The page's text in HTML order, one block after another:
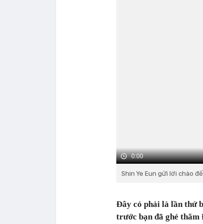
0:00
Shin Ye Eun gửi lời chào
Đây có phải là lần thứ
trước bạn đã ghé thăm